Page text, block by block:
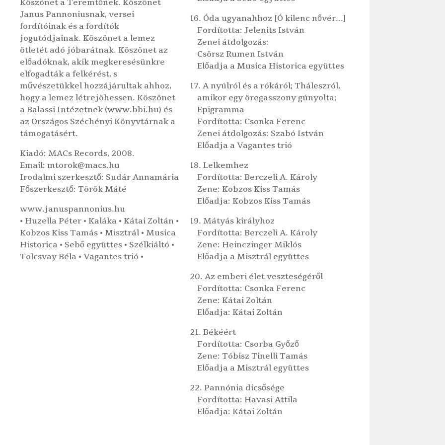
Köszönet a Teremtőnek. Köszönet
Janus Pannoniusnak, versei
fordítóinak és a fordítók
jogutódjainak. Köszönet a lemez
ötletét adó jóbarátnak. Köszönet az
előadóknak, akik megkeresésünkre
elfogadták a felkérést, s
művészetükkel hozzájárultak ahhoz,
hogy a lemez létrejöhessen. Köszönet
aBalassi Intézetnek (www.bbi.hu) és
az Országos Széchényi Könyvtárnak a
támogatásért.
Kiadó: MACs Records, 2008.
Email: mtorok@macs.hu
Irodalmi szerkesztő: Sudár Annamária
Főszerkesztő: Török Máté
www.januspannonius.hu
• Huzella Péter • Kaláka • Kátai Zoltán •
Kobzos Kiss Tamás • Misztrál • Musica
Historica • Sebő együttes • Szélkiáltó •
Tolcsvay Béla • Vagantes trió •
16. Óda ugyanahhoz [Ó kilenc nővér...]
Fordította: Jelenits István
Zenei átdolgozás:
Csörsz Rumen István
Előadja a Musica Historica együttes
17. A nyúlról és a rókáról; Tháleszról,
amikor egy öregasszony gúnyolta;
Epigramma
Fordította: Csonka Ferenc
Zenei átdolgozás: Szabó István
Előadja a Vagantes trió
18. Lelkemhez
Fordította: Berczeli A. Károly
Zene: Kobzos Kiss Tamás
Előadja: Kobzos Kiss Tamás
19. Mátyás királyhoz
Fordította: Berczeli A. Károly
Zene: Heinczinger Miklós
Előadja a Misztrál együttes
20. Az emberi élet veszteségéről
Fordította: Csonka Ferenc
Zene: Kátai Zoltán
Előadja: Kátai Zoltán
21. Békéért
Fordította: Csorba Győző
Zene: Tóbisz Tinelli Tamás
Előadja a Misztrál együttes
22. Pannónia dicsősége
Fordította: Havasi Attila
Előadja: Kátai Zoltán